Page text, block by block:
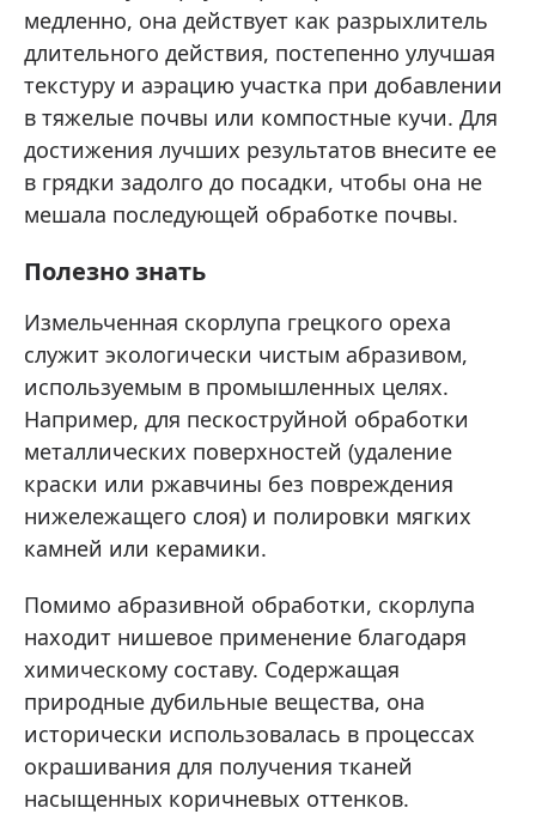
медленно, она действует как разрыхлитель
длительного действия, постепенно улучшая
текстуру и аэрацию участка при добавлении
в тяжелые почвы или компостные кучи. Для
достижения лучших результатов внесите ее
в грядки задолго до посадки, чтобы она не
мешала последующей обработке почвы.
Полезно знать
Измельченная скорлупа грецкого ореха
служит экологически чистым абразивом,
используемым в промышленных целях.
Например, для пескоструйной обработки
металлических поверхностей (удаление
краски или ржавчины без повреждения
нижележащего слоя) и полировки мягких
камней или керамики.
Помимо абразивной обработки, скорлупа
находит нишевое применение благодаря
химическому составу. Содержащая
природные дубильные вещества, она
исторически использовалась в процессах
окрашивания для получения тканей
насыщенных коричневых оттенков.